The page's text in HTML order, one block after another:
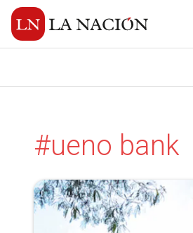
#ueno bank